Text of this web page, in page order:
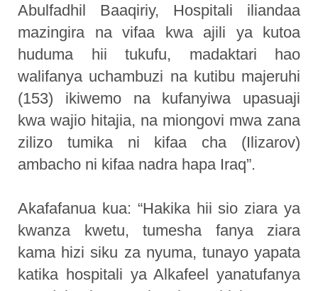
Abulfadhil Baaqiriy, Hospitali iliandaa
mazingira na vifaa kwa ajili ya kutoa
huduma hii tukufu, madaktari hao
walifanya uchambuzi na kutibu majeruhi
(153) ikiwemo na kufanyiwa upasuaji
kwa wajio hitajia, na miongovi mwa zana
zilizo tumika ni kifaa cha (Ilizarov)
ambacho ni kifaa nadra hapa Iraq”.
Akafafanua kua: “Hakika hii sio ziara ya
kwanza kwetu, tumesha fanya ziara
kama hizi siku za nyuma, tunayo yapata
katika hospitali ya Alkafeel yanatufanya